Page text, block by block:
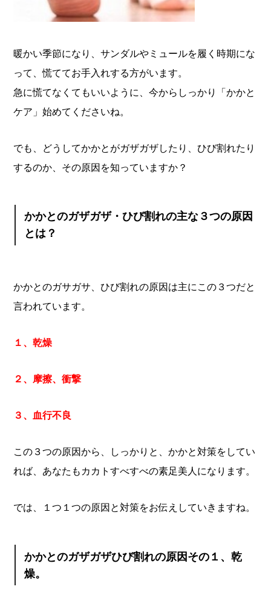
暖かい季節になり、サンダルやミュールを履く時期にな
って、慌ててお手入れする方がいます。
急に慌てなくてもいいように、今からしっかり「かかと
ケア」始めてくださいね。
でも、どうしてかかとがガザガザしたり、ひび割れたり
するのか、その原因を知っていますか？
かかとのガザガザ・ひび割れの主な３つの原因
とは？
かかとのガサガサ、ひび割れの原因は主にこの３つだと
言われています。
１、乾燥
２、摩擦、衝撃
３、血行不良
この３つの原因から、しっかりと、かかと対策をしてい
れば、あなたもカカトすべすべの素足美人になります。
では、１つ１つの原因と対策をお伝えしていきますね。
かかとのガザガザひび割れの原因その１、乾
燥。